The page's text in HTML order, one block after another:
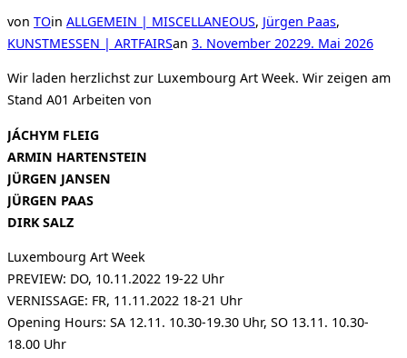
von TOin ALLGEMEIN | MISCELLANEOUS, Jürgen Paas,
KUNSTMESSEN | ARTFAIRSan Veröffentlicht
3. November 20229. Mai 2026
Wir laden herzlichst zur Luxembourg Art Week. Wir zeigen am
Stand A01 Arbeiten von
JÁCHYM FLEIG
ARMIN HARTENSTEIN
JÜRGEN JANSEN
JÜRGEN PAAS
DIRK SALZ
Luxembourg Art Week
PREVIEW: DO, 10.11.2022 19-22 Uhr
VERNISSAGE: FR, 11.11.2022 18-21 Uhr
Opening Hours: SA 12.11. 10.30-19.30 Uhr, SO 13.11. 10.30-
18.00 Uhr